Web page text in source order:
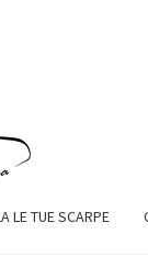
LE TUE SCARPE